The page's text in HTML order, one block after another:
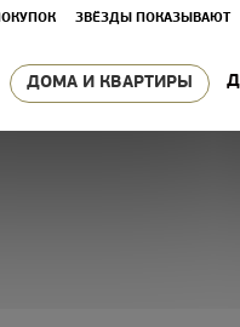
ЗВЁЗДЫ ПОКАЗЫВАЮТ
ДОМА И КВАРТИРЫ